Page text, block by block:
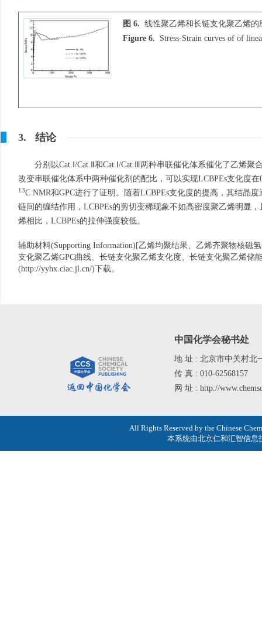
图 6. 线性聚乙烯和长链支化聚乙烯的
Figure 6.
Stress-Strain curves of of
3. 结论
分别以Cat.Ⅰ/Cat.Ⅱ和Cat.Ⅰ/Cat.Ⅲ两种串联催化体系催化了乙烯
改变串联催化体系中两种催化剂的配比，可以实现LCBPEs支化度
13C NMR和GPC进行了证明。随着LCBPEs支化度的提高，其结晶
链间的缠结作用，LCBPEs的剪切变稀现象不如高密度聚乙烯明显
烯相比，LCBPEs的拉伸强度较低。
辅助材料(Supporting Information)[乙烯均聚结果、乙烯齐聚物核磁
支化聚乙烯GPC曲线、长链支化聚乙烯支化度、长链支化聚乙烯储
(http://yyhx.ciac.jl.cn/)下载。
中国化学会秘书处
地 址 : 北京市中关村北
传 真 : 010-62568157
网 址 : http://
All Rights Reserved by the Chinese
本系统由北京仁和汇智信息